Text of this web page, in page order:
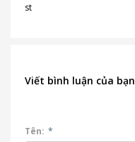
st
Viết bình luận của bạn
Tên: *